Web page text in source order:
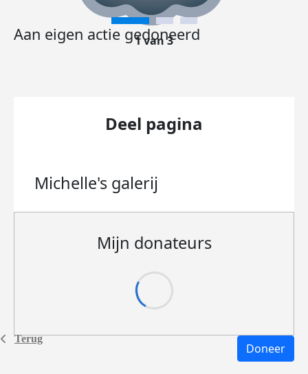
Terug
Aan eigen actie gedoneerd
1 van 3
Deel pagina
Michelle's galerij
Mijn donateurs
Doneer